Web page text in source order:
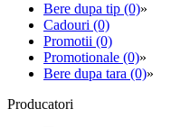
Bere dupa tip (0)»
Cadouri (0)
Promotii (0)
Promotionale (0)»
Bere dupa tara (0)»
Producatori